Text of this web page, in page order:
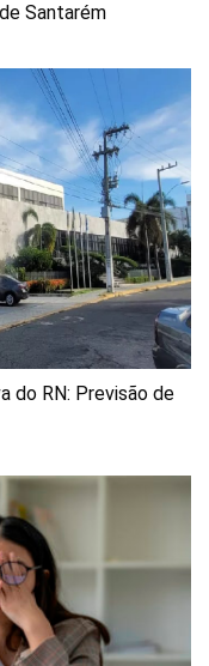
Santarém
do RN: Previsão de